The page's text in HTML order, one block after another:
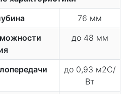
76 мм
до 48 мм
до 0,93 м2С/
Вт